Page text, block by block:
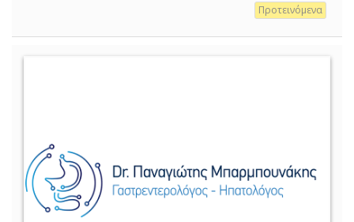
Προτεινόμενα